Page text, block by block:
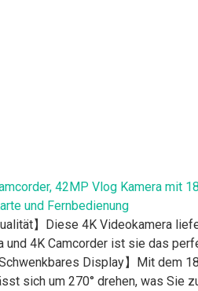
42MP Vlog Kamera mit
und Fernbedienung
】Diese 4K Videokamera
4K Camcorder ist sie das
Display】Mit dem
sich um 270° drehen, was Sie